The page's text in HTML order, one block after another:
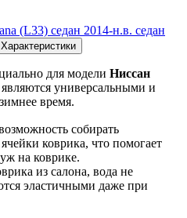
(L33) седан 2014-н.в. седан
Характеристики
для модели Ниссан
являются универсальными и
время.
собирать
коврика, что помогает
на коврике.
из салона, вода не
эластичными даже при